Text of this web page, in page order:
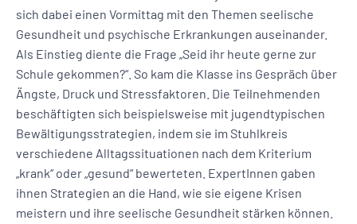
sich dabei einen Vormittag mit den Themen seelische
Gesundheit und psychische Erkrankungen auseinander.
Als Einstieg diente die Frage „Seid ihr heute gerne zur
Schule gekommen?“. So kam die Klasse ins Gespräch über
Ängste, Druck und Stressfaktoren. Die Teilnehmenden
beschäftigten sich beispielsweise mit jugendtypischen
Bewältigungsstrategien, indem sie im Stuhlkreis
verschiedene Alltagssituationen nach dem Kriterium
„krank“ oder „gesund“ bewerteten. ExpertInnen gaben
ihnen Strategien an die Hand, wie sie eigene Krisen
meistern und ihre seelische Gesundheit stärken können.